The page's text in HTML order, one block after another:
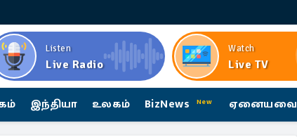
Listen
Live Radio
Watch
Live TV
இந்தியா உலகம் BizNews New ஏனையவை